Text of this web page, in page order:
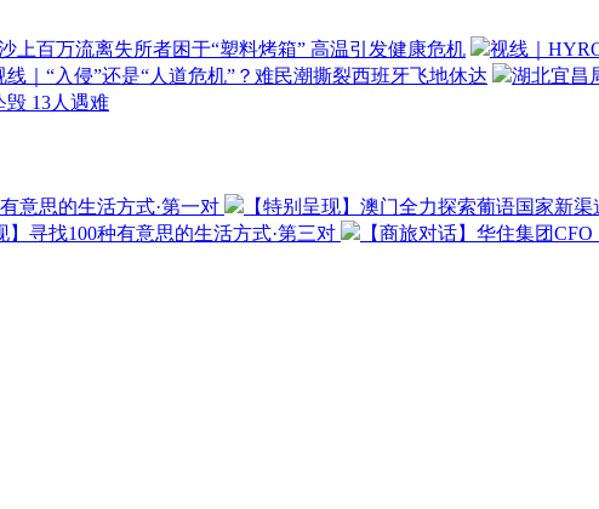
上百万流离失所者困于“塑料烤箱” 高温引发健康危机
视线｜
线｜“入侵”还是“人道危机”？难民潮撕裂西班牙飞地休达
湖北宜昌
毁 13人遇难
意思的生活方式·第一对
【特别呈现】澳门全力探索葡语国家新
】寻找100种有意思的生活方式·第三对
【商旅对话】华住集团